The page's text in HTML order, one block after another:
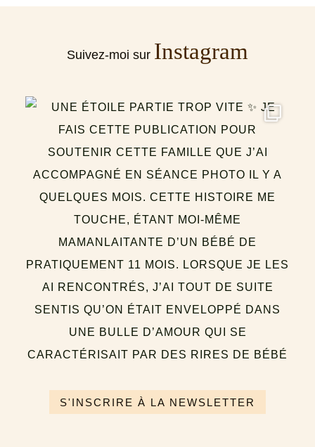
Suivez-moi sur Instagram
S'INSCRIRE À LA NEWSLETTER